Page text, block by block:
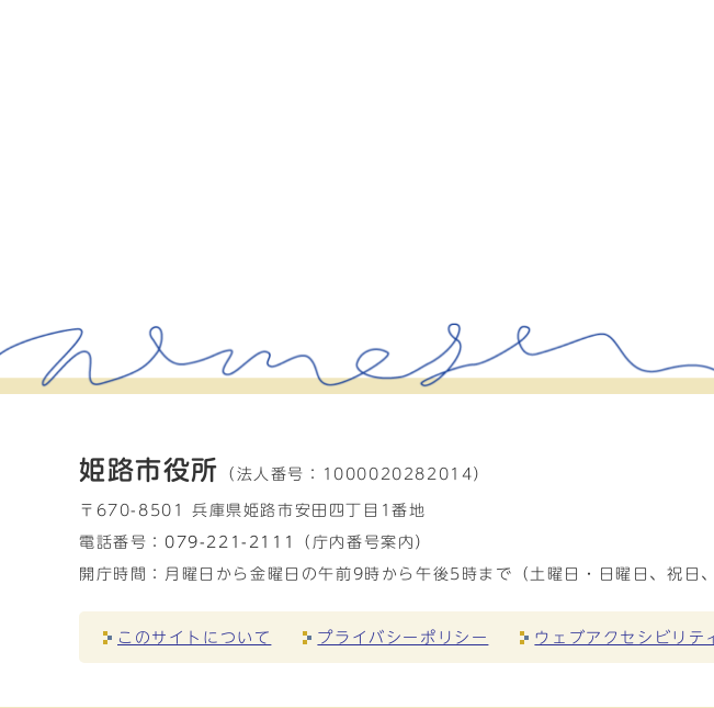
姫路市役所 （法人番号： 1000020282014）
〒670-8501 兵庫県姫路市安田四丁目1番地
電話番号： 079-221-2111
（庁内番号案内）
開庁時間：月曜日から金曜日の午前9時から午後5時まで（土曜日・日曜日、祝日
このサイトについて プライバシーポリシー ウェブアクセシビリテ